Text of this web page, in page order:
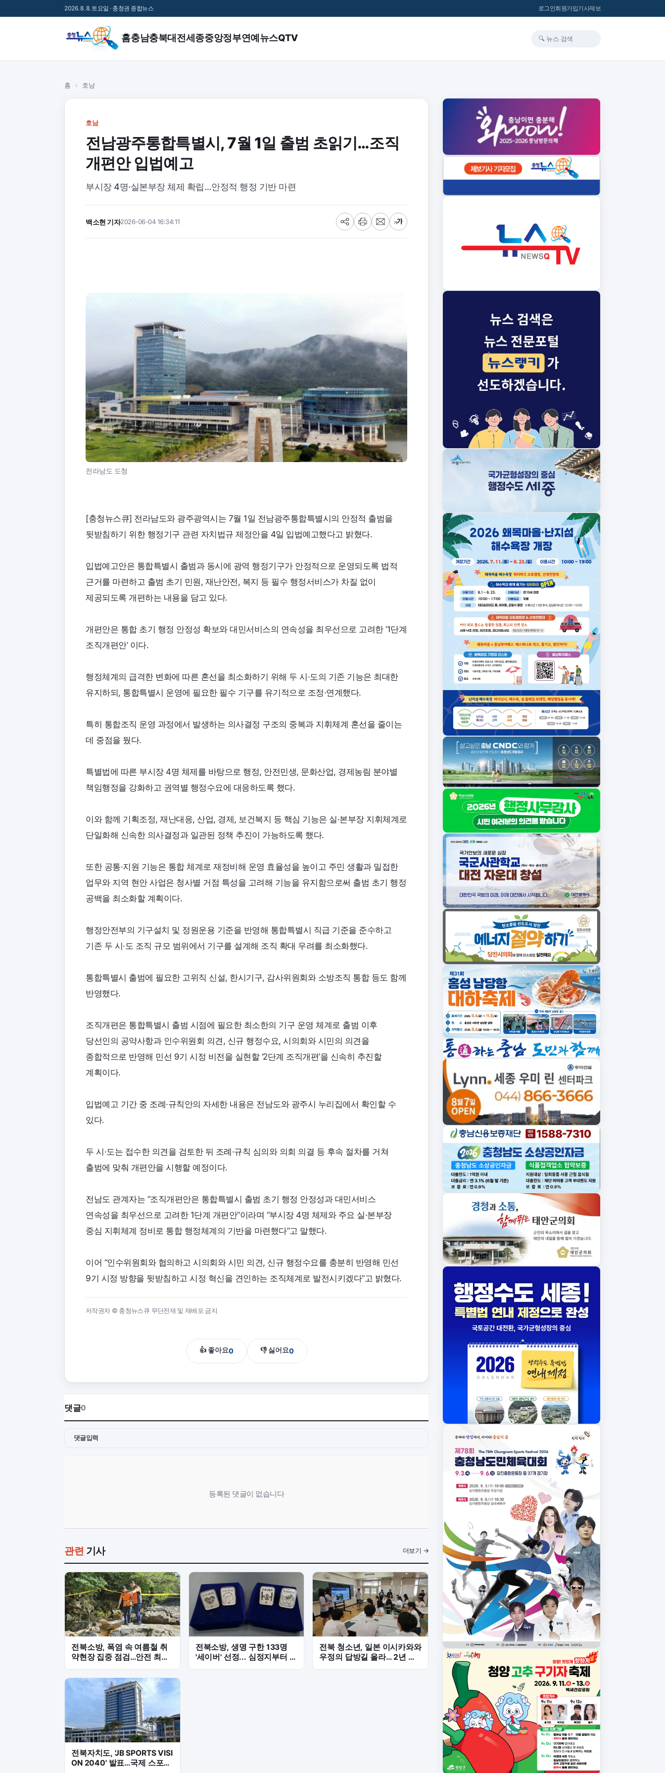
2026. 8. 8. 토요일 · 충청권 종합뉴스 로그인회원가입기사제보
홈충남충북대전세종중앙정부연예 뉴스QTV 🔍 뉴스 검색
홈 › 호남
호남
전남광주통합특별시, 7월 1일 출범 초읽기…조직
개편안 입법예고
부시장 4명·실본부장 체제 확립…안정적 행정 기반 마련
백소현 기자2026-06-04 16:34:11
공
유
프
린
메
일
글
씨
전라남도 도청
[충청뉴스큐] 전라남도와 광주광역시는 7월 1일 전남광주통합특별시의 안정적 출범을
뒷받침하기 위한 행정기구 관련 자치법규 제정안을 4일 입법예고했다고 밝혔다.
입법예고안은 통합특별시 출범과 동시에 광역 행정기구가 안정적으로 운영되도록 법적
근거를 마련하고 출범 초기 민원, 재난안전, 복지 등 필수 행정서비스가 차질 없이
제공되도록 개편하는 내용을 담고 있다.
개편안은 통합 초기 행정 안정성 확보와 대민서비스의 연속성을 최우선으로 고려한 ‘1단계
조직개편안’ 이다.
행정체계의 급격한 변화에 따른 혼선을 최소화하기 위해 두 시·도의 기존 기능은 최대한
유지하되, 통합특별시 운영에 필요한 필수 기구를 유기적으로 조정·연계했다.
특히 통합조직 운영 과정에서 발생하는 의사결정 구조의 중복과 지휘체계 혼선을 줄이는
데 중점을 뒀다.
특별법에 따른 부시장 4명 체제를 바탕으로 행정, 안전민생, 문화산업, 경제농림 분야별
책임행정을 강화하고 권역별 행정수요에 대응하도록 했다.
이와 함께 기획조정, 재난대응, 산업, 경제, 보건복지 등 핵심 기능은 실·본부장 지휘체계로
단일화해 신속한 의사결정과 일관된 정책 추진이 가능하도록 했다.
또한 공통·지원 기능은 통합 체계로 재정비해 운영 효율성을 높이고 주민 생활과 밀접한
업무와 지역 현안 사업은 청사별 거점 특성을 고려해 기능을 유지함으로써 출범 초기 행정
공백을 최소화할 계획이다.
행정안전부의 기구설치 및 정원운용 기준을 반영해 통합특별시 직급 기준을 준수하고
기존 두 시·도 조직 규모 범위에서 기구를 설계해 조직 확대 우려를 최소화했다.
통합특별시 출범에 필요한 고위직 신설, 한시기구, 감사위원회와 소방조직 통합 등도 함께
반영했다.
조직개편은 통합특별시 출범 시점에 필요한 최소한의 기구 운영 체계로 출범 이후
당선인의 공약사항과 인수위원회 의견, 신규 행정수요, 시의회와 시민의 의견을
종합적으로 반영해 민선 9기 시정 비전을 실현할 ‘2단계 조직개편’을 신속히 추진할
계획이다.
입법예고 기간 중 조례·규칙안의 자세한 내용은 전남도와 광주시 누리집에서 확인할 수
있다.
두 시·도는 접수한 의견을 검토한 뒤 조례·규칙 심의와 의회 의결 등 후속 절차를 거쳐
출범에 맞춰 개편안을 시행할 예정이다.
전남도 관계자는 “조직개편안은 통합특별시 출범 초기 행정 안정성과 대민서비스
연속성을 최우선으로 고려한 1단계 개편안”이라며 “부시장 4명 체제와 주요 실·본부장
중심 지휘체계 정비로 통합 행정체계의 기반을 마련했다”고 말했다.
이어 “인수위원회와 협의하고 시의회와 시민 의견, 신규 행정수요를 충분히 반영해 민선
9기 시정 방향을 뒷받침하고 시정 혁신을 견인하는 조직체계로 발전시키겠다”고 밝혔다.
저작권자 © 충청뉴스큐 무단전재 및 재배포 금지
👍 좋아요0 👎 싫어요0
댓글0
댓글입력
등록된 댓글이 없습니다
관련 기사 더보기 →
전북소방, 폭염 속 여름철 취
약현장 집중 점검…안전 최전
선 누빈다
전북소방, 생명 구한 133명
'세이버' 선정... 심정지부터 응
급분만까지
전북 청소년, 일본 이시카와와
우정의 답방길 올라… 2년 연
속 교류 시동
전북자치도, 'JB SPORTS VISI
ON 2040' 발표…국제 스포츠